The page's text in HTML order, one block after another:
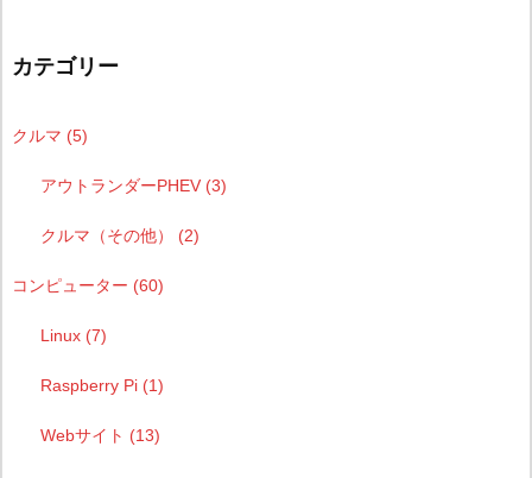
カテゴリー
クルマ (5)
アウトランダーPHEV (3)
クルマ（その他） (2)
コンピューター (60)
Linux (7)
Raspberry Pi (1)
Webサイト (13)